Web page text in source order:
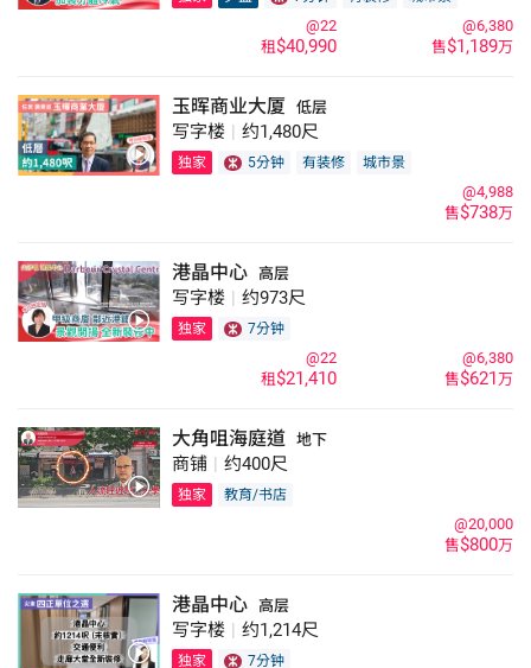
售$1,189万
@6,380
租$40,990
@22
玉晖商业大厦 低层
写字楼 约1,480尺
独家 5分钟 有装修 城市景
售$738万
@4,988
港晶中心 高层
写字楼 约973尺
独家 7分钟
售$621 万
@6,380
租$21,410
@22
大角咀海庭道 地下
商铺 约400尺
独家 教育/书店
售$800万
@20,000
港晶中心 高层
写字楼 约1,214尺
独家 7分钟